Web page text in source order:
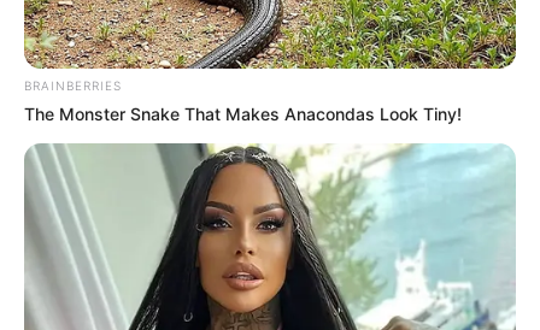
ΑΠΟΨΕΙΣ
Ποιο είναι το Big Deal;
BRAINBERRIES
The Monster Snake That Makes Anacondas Look Tiny!